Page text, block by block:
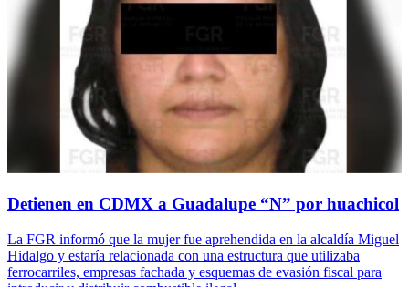
Detienen en CDMX a Guadalupe “N” por huachicol
La FGR informó que la mujer fue aprehendida en la alcaldía Miguel
Hidalgo y estaría relacionada con una estructura que utilizaba
ferrocarriles, empresas fachada y esquemas de evasión fiscal para